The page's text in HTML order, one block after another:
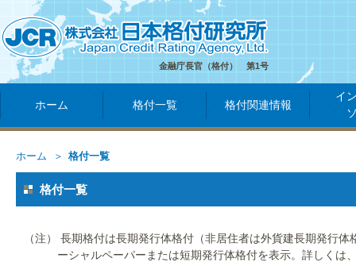
金融庁長官（格付） 第1号
ホーム 格付一覧 格付関連情報
イ
ホーム 格付一覧
格付一覧
（注） 長期格付は長期発行体格付（非居住者は外貨建長期発行
ーシャルペーパーまたは短期発行体格付を表示。詳しくは